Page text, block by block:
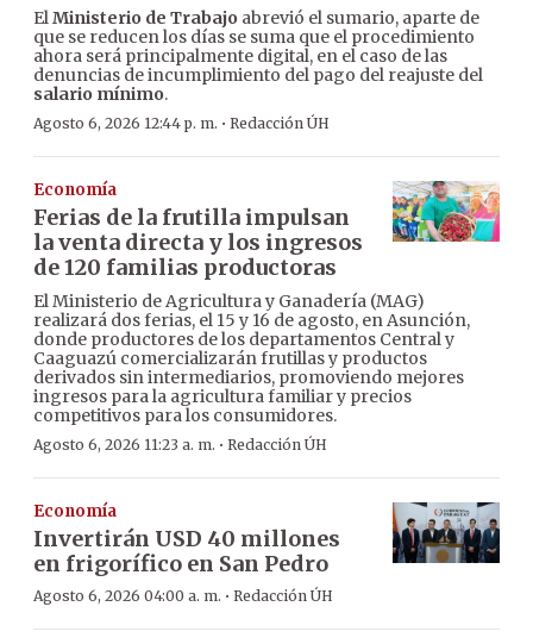
ElMinisterio de Trabajo abrevió el sumario, aparte de
que se reducen los días se suma que el procedimiento
ahora será principalmente digital, en el caso de las
denuncias de incumplimiento del pago del reajuste del
salario mínimo.
Agosto 6, 2026 12:44 p. m. · Redacción ÚH
Economía
Ferias de la frutilla impulsan
la venta directa y los ingresos
de 120 familias productoras
El Ministerio de Agricultura y Ganadería (MAG)
realizará dos ferias, el 15 y 16 de agosto, en Asunción,
donde productores de los departamentos Central y
Caaguazú comercializarán frutillas y productos
derivados sin intermediarios, promoviendo mejores
ingresos para la agricultura familiar y precios
competitivos para los consumidores.
Agosto 6, 2026 11:23 a. m. · Redacción ÚH
Economía
Invertirán USD 40 millones
en frigorífico en San Pedro
Agosto 6, 2026 04:00 a. m. · Redacción ÚH